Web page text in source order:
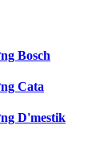
Bosch
Cata
D'mestik